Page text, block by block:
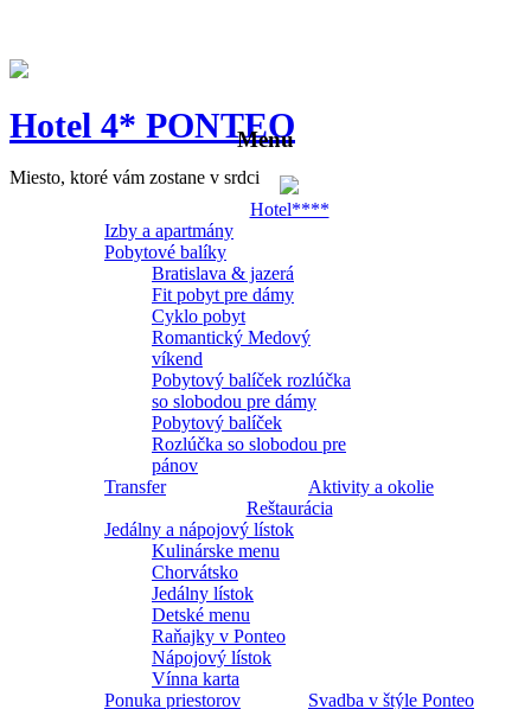
Hotel 4* PONTEO
Miesto, ktoré vám zostane v srdci
Menu
Hotel****
Izby a apartmány
Pobytové balíky
Bratislava & jazerá
Fit pobyt pre dámy
Cyklo pobyt
Romantický Medový
víkend
Pobytový balíček rozlúčka
so slobodou pre dámy
Pobytový balíček
Rozlúčka so slobodou pre
pánov
Transfer
Aktivity a okolie
Reštaurácia
Jedálny a nápojový lístok
Kulinárske menu
Chorvátsko
Jedálny lístok
Detské menu
Raňajky v Ponteo
Nápojový lístok
Vínna karta
Ponuka priestorov
Svadba v štýle Ponteo